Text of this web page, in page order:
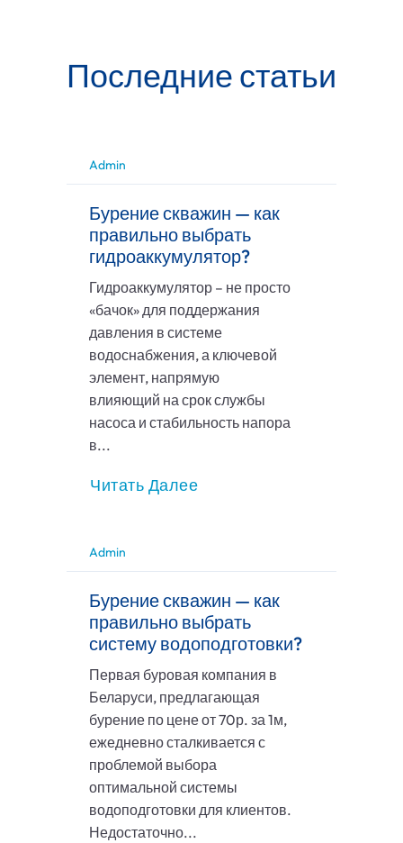
Последние статьи
Admin
Бурение скважин — как
правильно выбрать
гидроаккумулятор?
Гидроаккумулятор – не просто
«бачок» для поддержания
давления в системе
водоснабжения, а ключевой
элемент, напрямую
влияющий на срок службы
насоса и стабильность напора
в...
Читать Далее
Admin
Бурение скважин — как
правильно выбрать
систему водоподготовки?
Первая буровая компания в
Беларуси, предлагающая
бурение по цене от 70р. за 1м,
ежедневно сталкивается с
проблемой выбора
оптимальной системы
водоподготовки для клиентов.
Недостаточно...